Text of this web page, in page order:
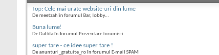
Top: Cele mai urate website-uri din lume
De meetzah în forumul Bar, lobby...
Buna lume!
De Daltila în forumul Prezentare forumisti
super tare - ce idee super tare !
De anunturi_gratuite_ro în forumul E-mail SPAM